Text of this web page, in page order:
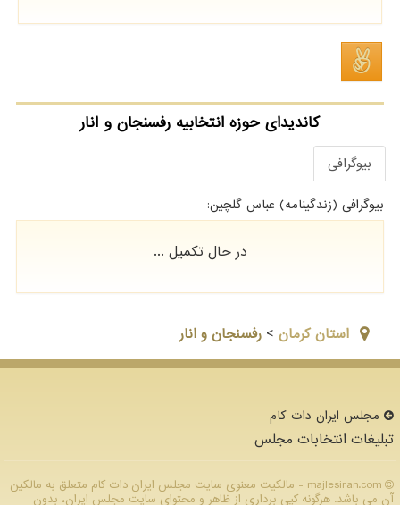
کاندیدای حوزه انتخابیه رفسنجان و انار
بیوگرافی
بیوگرافی (زندگینامه) عباس گلچین:
در حال تکمیل ...
استان كرمان > رفسنجان و انار
مجلس ایران دات كام
تبلیغات انتخابات مجلس
majlesiran.com - مالکیت معنوی سایت مجلس ایران دات كام متعلق به مالکین
آن می باشد. هرگونه کپی برداری از ظاهر و محتوای سایت مجلس ایران، بدون